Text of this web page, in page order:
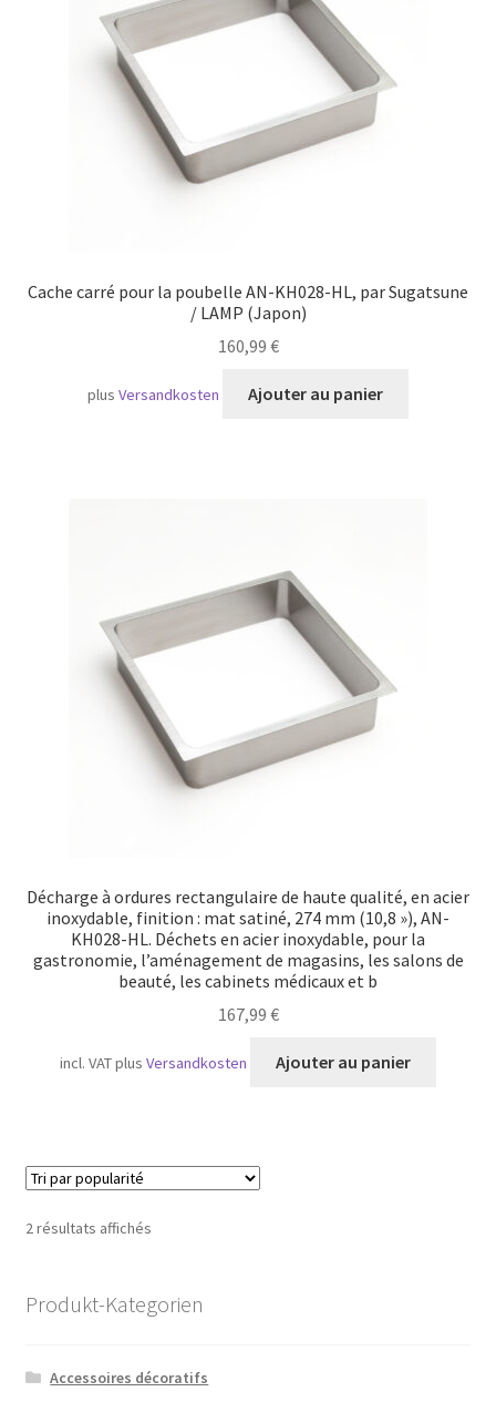
Transport maritime
Cache carré pour la poubelle AN-KH028-HL, par Sugatsune
/ LAMP (Japon)
160,99 €
plusVersandkosten Ajouter au panier
Décharge à ordures rectangulaire de haute qualité, en acier
inoxydable, finition : mat satiné, 274 mm (10,8 »), AN-
KH028-HL. Déchets en acier inoxydable, pour la
gastronomie, l’aménagement de magasins, les salons de
beauté, les cabinets médicaux et b
167,99 €
incl. VATplusVersandkosten Ajouter au panier
2 résultats affichésTrié
Produkt-Kategorien
Accessoires décoratifs